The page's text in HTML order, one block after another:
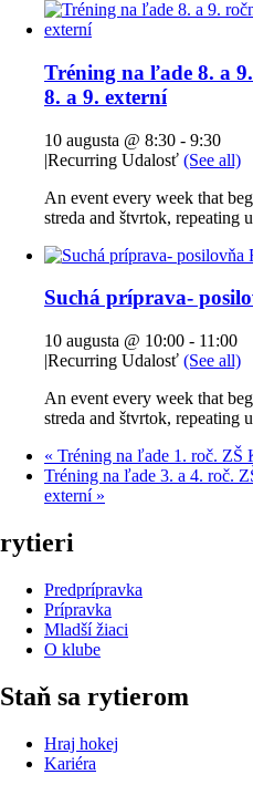
Tréning na ľade 8. a
8. a 9. externí
10 augusta @ 8:30 - 9:30
|Recurring Udalosť (See all)
An event every week that
streda and štvrtok, repeating
Suchá príprava-
10 augusta @ 10:00 - 11:00
|Recurring Udalosť (See all)
An event every week that
streda and štvrtok, repeating
« Tréning na ľade 1. roč. ZŠ
Tréning na ľade 3. a 4. roč.
externí »
rytieri
Predprípravka
Prípravka
Mladší žiaci
O klube
Staň sa rytierom
Hraj hokej
Kariéra